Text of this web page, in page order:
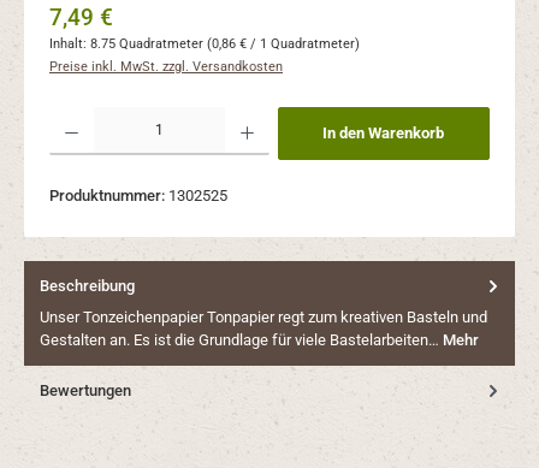
Regulärer Preis:
7,49 €
Inhalt: 8.75 Quadratmeter (0,86 € / 1 Quadratmeter)
Preise inkl. MwSt. zzgl. Versandkosten
In den Warenkorb
Produktnummer: 1302525
Beschreibung
Unser Tonzeichenpapier Tonpapier regt zum kreativen Basteln und
Gestalten an. Es ist die Grundlage für viele Bastelarbeiten… Mehr
Bewertungen